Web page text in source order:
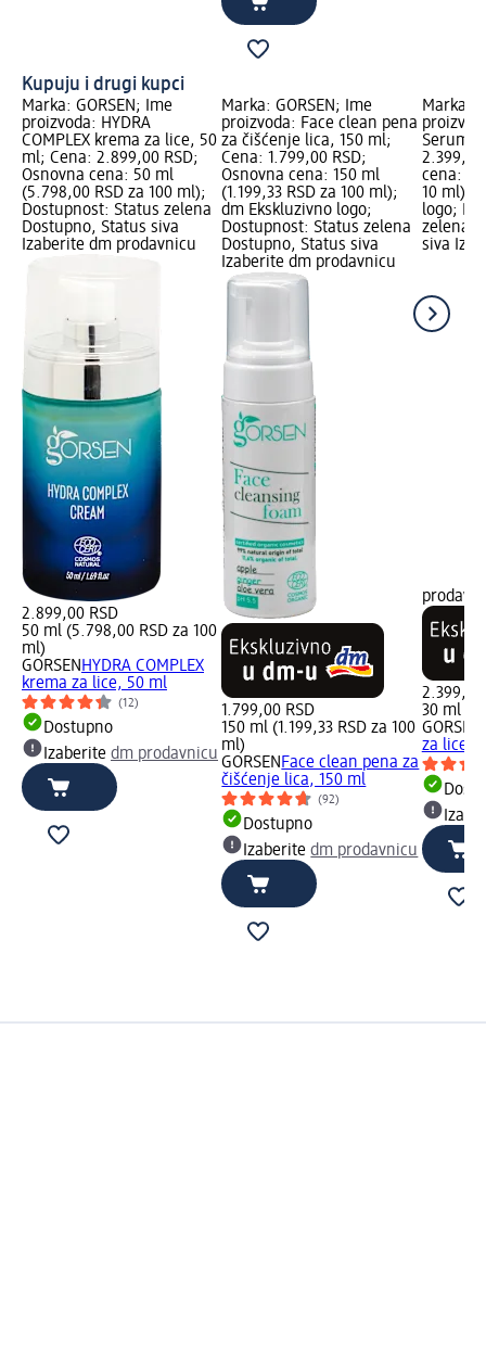
Kupuju i drugi kupci
Marka: GORSEN; Ime
proizvoda: HYDRA
COMPLEX krema za lice, 50
ml; Cena: 2.899,00 RSD;
Osnovna cena: 50 ml
(5.798,00 RSD za 100 ml);
Dostupnost: Status zelena
Dostupno, Status siva
Izaberite dm prodavnicu
2.899,00 RSD
50 ml (5.798,00 RSD za 100
ml)
GORSEN HYDRA COMPLEX
krema za lice, 50 ml
(12)
Dostupno
Izaberite dm prodavnicu
Marka: GORSEN; Ime
proizvoda: Face clean pena
za čišćenje lica, 150 ml;
Cena: 1.799,00 RSD;
Osnovna cena: 150 ml
(1.199,33 RSD za 100 ml);
dm Ekskluzivno logo;
Dostupnost: Status zelena
Dostupno, Status siva
Izaberite dm prodavnicu
1.799,00 RSD
150 ml (1.199,33 RSD za 100
ml)
GORSEN Face clean pena za
čišćenje lica, 150 ml
(92)
Dostupno
Izaberitedm prodavnicu
Marka:
Serum
cena: 30
10 ml);
logo;
zelena
siva
2.399,00
30 ml
GORSEN
za lice,